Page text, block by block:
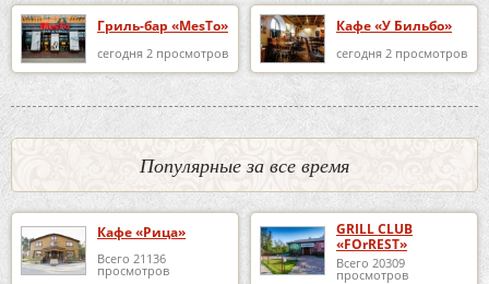
Гриль-бар «MesTo»
сегодня 2 просмотров
Кафе «У Бильбо»
сегодня 2 просмотров
Популярные за все время
Кафе «Рица»
Всего 21136
просмотров
GRILL CLUB
«FOrREST»
Всего 20309
просмотров